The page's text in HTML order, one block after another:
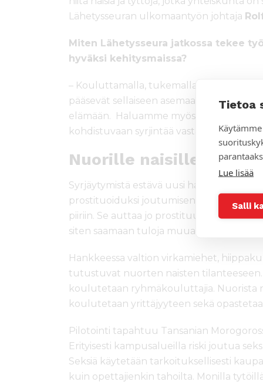
Tietoa
Lue lisää
Salli
Lähetysseuran ulkomaantyön johtaja
Miten Lähetysseura jatkossa tekee
hyväksi kehitysmaissa?
– Kouluttamalla, tukemalla
pääsevät sellaiseen asemaan, jossa he
elämään. Haluamme myös saada miehet
kohdistuvaan syrjintää vastaan,
Nuorille naisille
Syrjäytymistä estävä uusi hanke
prostituoiduksi joutumisen riskiä
piiriin. Se auttaa jo prostituutiolla
siten saamaan tuloja muualta.
Hankkeessa valtion virkamiehet,
tutustuvat nuorten naisten
koulutetaan ryhmäkouluttajia. Nuorista
koulutetaan yrittäjyyteen sekä
Pilotointi tapahtuu Tansanian
Erityisesti kampusalueilla riski joutua
Seksiä käytetään tarkoituksellisesti
kuin opettajienkin tahoilta. Monilla